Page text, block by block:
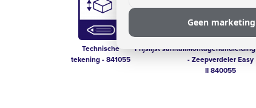
Technische
tekening - 841055
Prijslijst sanitairMontagehandleiding
- Zeepverdeler Easy
II 840055
Geen marketing